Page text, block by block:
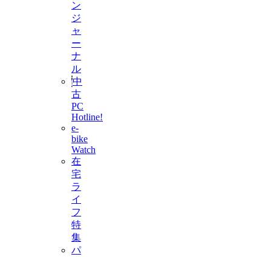
ン
ジ
ャ
ー
ナ
ル
中
古
PC
Hotline!
e-
bike
Watch
在
宅
ラ
イ
フ
特
集
パ